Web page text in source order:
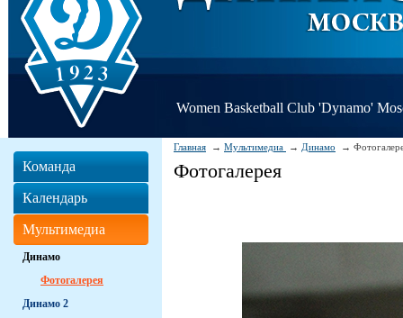
Women Basketball Club 'Dynamo'
Главная Мультимедиа Динамо
Фотогалерея
Команда
Календарь
Мультимедиа
Динамо
Фотогалерея
Динамо 2